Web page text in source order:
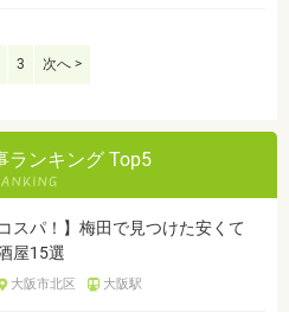
3 次へ >
ランキング Top5
スパ！】梅田で見つけた安くて
屋15選
大阪市北区 大阪駅